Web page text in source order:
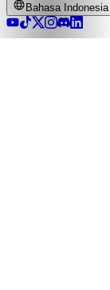
Bahasa Indonesia